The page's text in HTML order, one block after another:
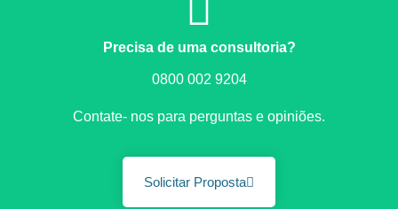
Precisa de uma consultoria?
0800 002 9204
Contate- nos para perguntas e opiniões.
Solicitar Proposta